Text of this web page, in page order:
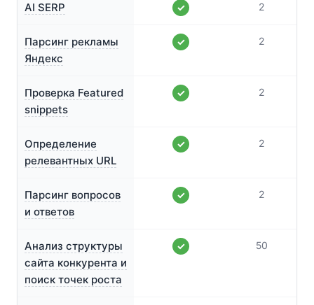
AI SERP ✓ 2
Парсинг рекламы
Яндекс
✓ 2
Проверка Featured
snippets
✓ 2
Определение
релевантных URL
✓ 2
Парсинг вопросов
и ответов
✓ 2
Анализ структуры
сайта конкурента и
поиск точек роста
✓ 50